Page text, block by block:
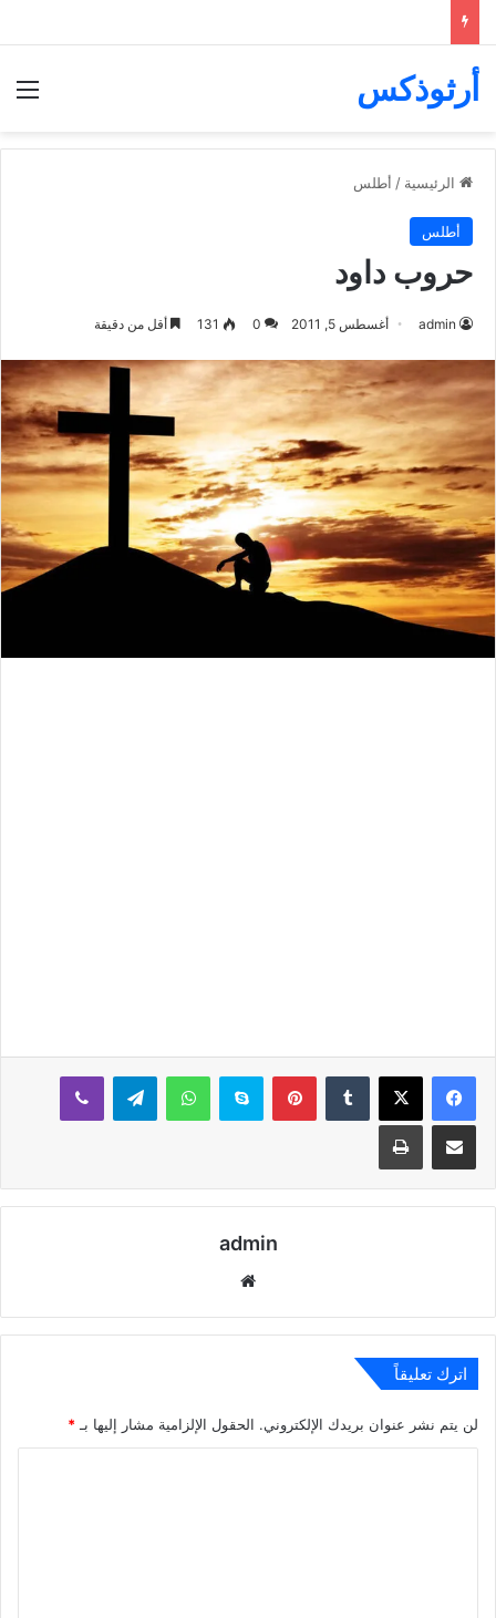
أرثوذكس
الرئيسية / أطلس
أطلس
حروب داود
admin أغسطس 5, 2011 0
131 أقل من دقيقة
بينتيريستسكايب واتساب تيلقرام ڤايبر
مشاركة عبر البريد طباعة
admin
اترك تعليقاً
لن يتم نشر عنوان بريدك الإلكتروني. الحقول الإلزامية مشار إليها بـ *